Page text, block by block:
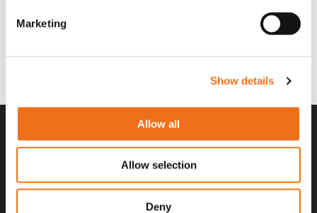
Marketing
Show details
Allow all
Allow selection
Deny
Lägg till i varukorg
stämpellogotyp Avant
T-shirt svart 2xl med avant-
(ex. moms)